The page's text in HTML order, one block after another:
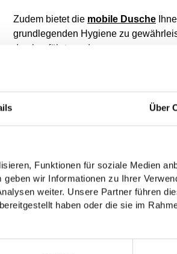
Über
Funktionen für soziale Medien
wir Informationen zu Ihrer
weiter. Unsere Partner führen
haben oder die sie im
Zudem bietet die mobile Dusche
grundlegenden Hygiene zu
durchgeführt werden.
Falls Sie Fragen zur Trocknung
matterberaten - unser Partnerbetrieb